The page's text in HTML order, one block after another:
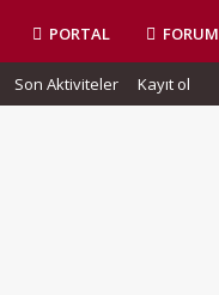
PORTAL FORUM
Son Aktiviteler Kayıt ol